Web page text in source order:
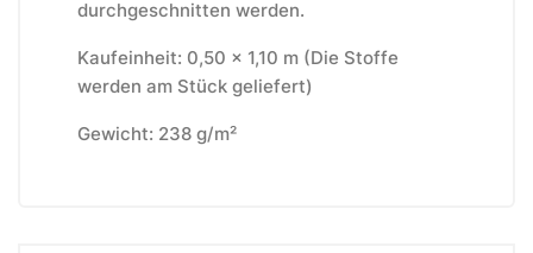
durchgeschnitten werden.
Kaufeinheit: 0,50 x 1,10 m (Die Stoffe
werden am Stück geliefert)
Gewicht: 238 g/m²